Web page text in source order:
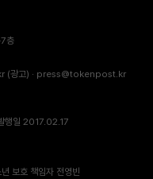
층
(광고) · press@tokenpost.kr
행일 2017.02.17
보호 책임자 전영빈